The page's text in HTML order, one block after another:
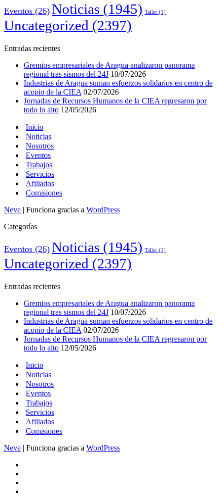
Eventos (26) Noticias (1945) Taller (1)
Uncategorized (2397)
Entradas recientes
Gremios empresariales de Aragua analizaron panorama
regional tras sismos del 24J 10/07/2026
Industrias de Aragua suman esfuerzos solidarios en centro de
acopio de la CIEA 02/07/2026
Jornadas de Recursos Humanos de la CIEA regresaron por
todo lo alto 12/05/2026
Inicio
Noticias
Nosotros
Eventos
Trabajos
Servicios
Afiliados
Comisiones
Neve | Funciona gracias a WordPress
Categorías
Eventos (26) Noticias (1945) Taller (1)
Uncategorized (2397)
Entradas recientes
Gremios empresariales de Aragua analizaron panorama
regional tras sismos del 24J 10/07/2026
Industrias de Aragua suman esfuerzos solidarios en centro de
acopio de la CIEA 02/07/2026
Jornadas de Recursos Humanos de la CIEA regresaron por
todo lo alto 12/05/2026
Inicio
Noticias
Nosotros
Eventos
Trabajos
Servicios
Afiliados
Comisiones
Neve | Funciona gracias a WordPress